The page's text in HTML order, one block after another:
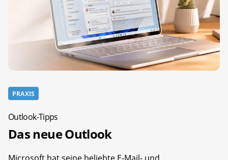
PRAXIS
Outlook-Tipps
Das neue Outlook